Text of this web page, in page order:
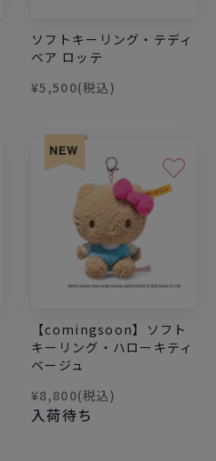
ソフトキーリング・テディ
ベア ロッテ
¥5,500(税込)
【comingsoon】ソフト
キーリング・ハローキティ
ベージュ
¥8,800(税込)
入荷待ち